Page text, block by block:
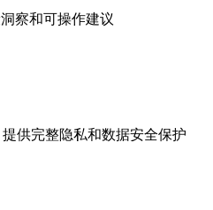
察和可操作建议
供完整隐私和数据安全保护